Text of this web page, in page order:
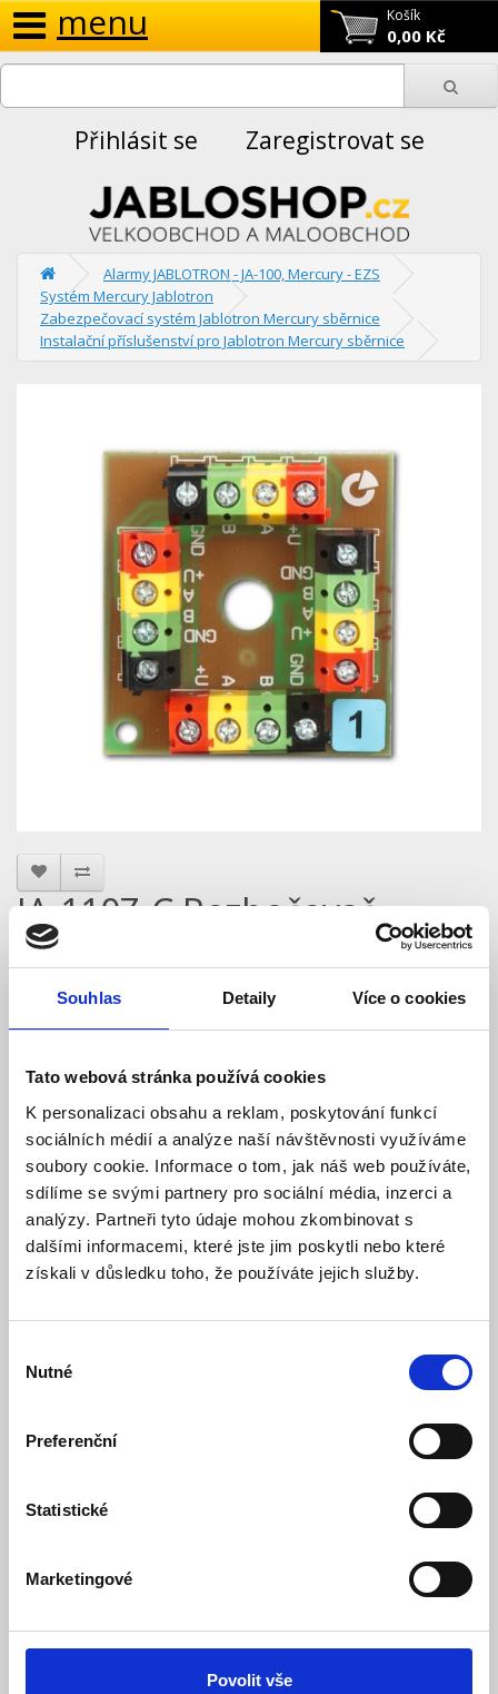
Souhlas Detaily Více o cookies
Tato webová stránka používá cookies
K personalizaci obsahu a reklam, poskytování funkcí
sociálních médií a analýze naší návštěvnosti využíváme
soubory cookie. Informace o tom, jak náš web používáte,
sdílíme se svými partnery pro sociální média, inzerci a
analýzy. Partneři tyto údaje mohou zkombinovat s
dalšími informacemi, které jste jim poskytli nebo které
získali v důsledku toho, že používáte jejich služby.
souhlasu
Nutné
Preferenční
Statistické
Marketingové
Povolit vše
Košík
0,00 Kč
menu
Přihlásit se Zaregistrovat se
Alarmy JABLOTRON - JA-100, Mercury - EZS
Systém Mercury Jablotron
Zabezpečovací systém Jablotron Mercury sběrnice
Instalační příslušenství pro Jablotron Mercury sběrnice
JA-110Z-C Rozbočovač
sběrnice - Jablotron
Model: JA-110Z-C | Výrobce:
Jablotron
Produktové číslo: 106 / 000092
Vaše cena bez DPH:
Vaše cena včetně DPH:
142 Kč
Dostupnost:
Skladem
Do košíku
Specifikace
Ke stažení (0)
je určena ke spojování
vodičů sběrnice v systému
Jablotron
standardní elektroinstalační krabice KU-68.